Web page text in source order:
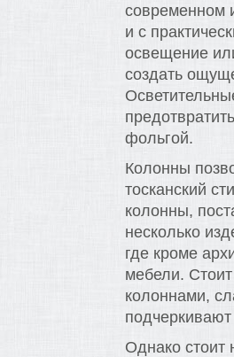
современном
и с
освещение
создать
фольгой.
Колонны
тосканский
колонны,
несколько
где кроме
мебели.
колоннами,
Однако стоит